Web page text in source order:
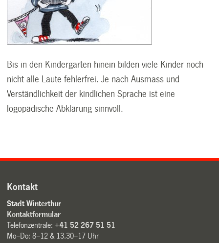
Bis in den Kindergarten hinein bilden viele Kinder noch
nicht alle Laute fehlerfrei. Je nach Ausmass und
Verständlichkeit der kindlichen Sprache ist eine
logopädische Abklärung sinnvoll.
Kontakt
Stadt Winterthur
Kontaktformular
Telefonzentrale:+41 52 267 51 51
Mo–Do: 8–12 & 13.30–17 Uhr